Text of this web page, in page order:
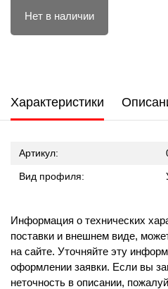
Нет в наличии
Характеристики
Артикул:
Вид профиля:
Информация о технических
поставки и внешнем виде,
на сайте. Уточняйте эту
оформлении заявки. Если вы
неточность в описании,